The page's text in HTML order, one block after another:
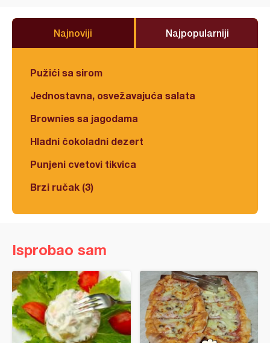
Najnoviji Najpopularniji
Pužići sa sirom
Jednostavna, osvežavajuća salata
Brownies sa jagodama
Hladni čokoladni dezert
Punjeni cvetovi tikvica
Brzi ručak (3)
Isprobao sam